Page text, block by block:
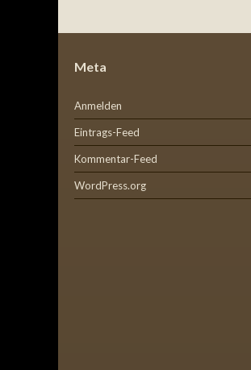
Meta
Anmelden
Eintrags-Feed
Kommentar-Feed
WordPress.org